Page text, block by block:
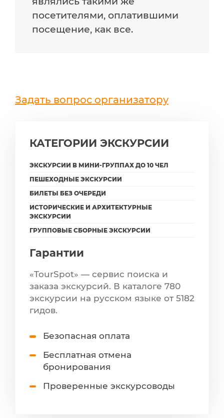
посетителями, оплатившими
посещение, как все.
Задать вопрос организатору
КАТЕГОРИИ ЭКСКУРСИИ
ЭКСКУРСИИ В МИНИ-ГРУППАХ ДО 10 ЧЕЛ
ПЕШЕХОДНЫЕ ЭКСКУРСИИ
БИЛЕТЫ БЕЗ ОЧЕРЕДИ
ИСТОРИЧЕСКИЕ И АРХИТЕКТУРНЫЕ
ЭКСКУРСИИ
ГРУППОВЫЕ СБОРНЫЕ ЭКСКУРСИИ
Гарантии
«TourSpot» — сервис поиска и
заказа экскурсий. В каталоге 780
экскурсии на русском языке от 5182
гидов.
Безопасная оплата
Бесплатная отмена
бронирования
Проверенные экскурсоводы